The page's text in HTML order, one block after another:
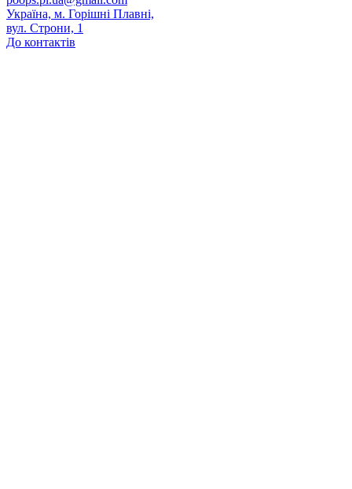
Україна, м. Горішні Плавні,
вул. Строни, 1
До контактів